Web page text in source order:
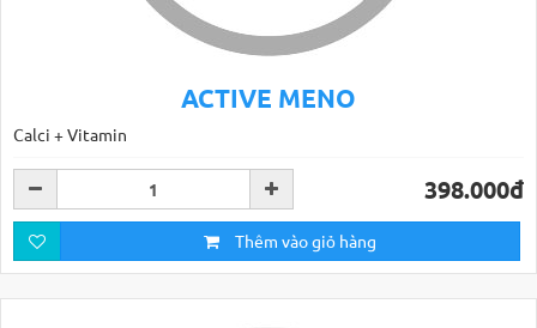
ACTIVE MENO
Calci + Vitamin
398.000đ
Thêm vào giỏ hàng